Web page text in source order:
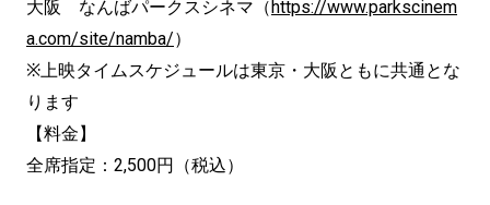
大阪 なんばパークスシネマ（https://www.parkscinem
a.com/site/namba/）
※上映タイムスケジュールは東京・大阪ともに共通とな
ります
【料金】
全席指定：2,500円（税込）